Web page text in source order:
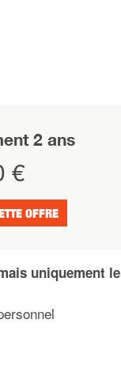
2 ans
€
OFFRE
uniquement le